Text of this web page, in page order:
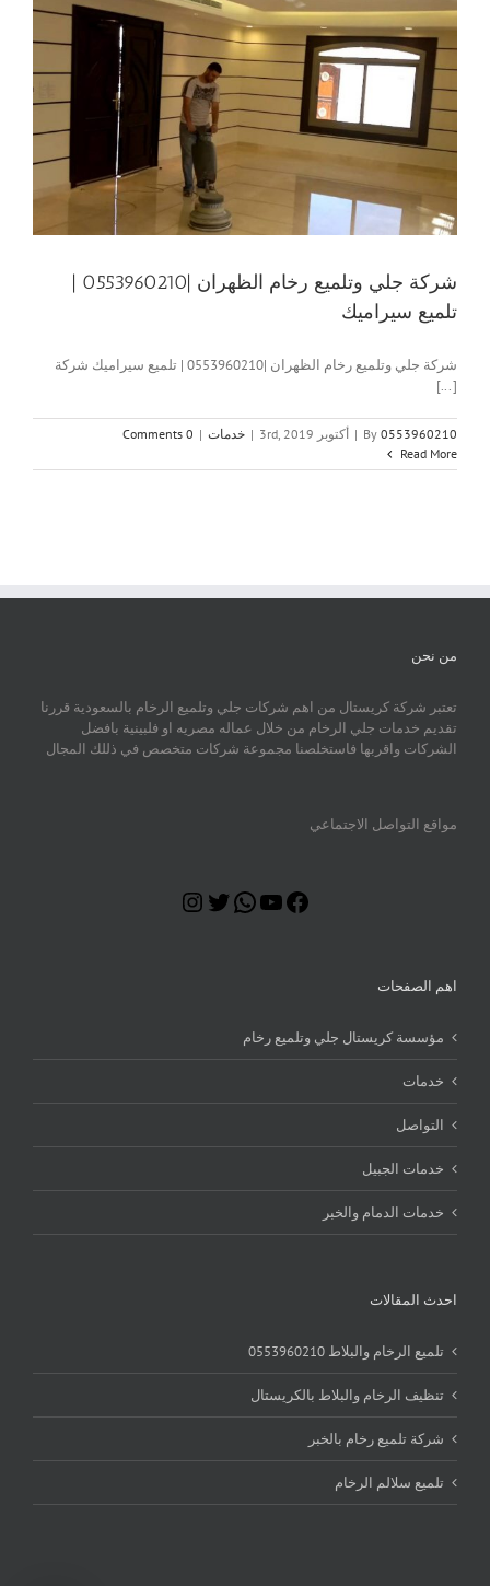
شركة جلي وتلميع رخام الظهران |0553960210 |
تلميع سيراميك
شركة جلي وتلميع رخام الظهران |0553960210 | تلميع سيراميك شركة
[...]
By 0553960210
| أكتوبر 3rd, 2019 | خدمات |
0 Comments
Read More
من نحن
تعتبر شركة كريستال من اهم شركات جلي وتلميع الرخام بالسعودية قررنا
تقديم خدمات جلي الرخام من خلال عماله مصريه او فلبينية بافضل
الشركات واقربها فاستخلصنا مجموعة شركات متخصص في ذللك المجال
مواقع التواصل الاجتماعي
Facebook
YouTube
WhatsApp
Twitter
اهم الصفحات
مؤسسة كريستال جلي وتلميع رخام
خدمات
التواصل
خدمات الجبيل
خدمات الدمام والخبر
احدث المقالات
تلميع الرخام والبلاط 0553960210
تنظيف الرخام والبلاط بالكريستال
شركة تلميع رخام بالخبر
تلميع سلالم الرخام